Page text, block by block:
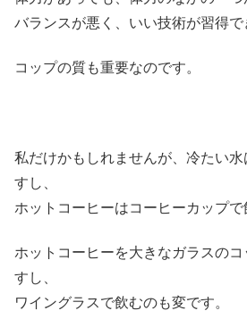
バランスが悪く、いい技術が習得で
コップの質も重要なのです。
私だけかもしれませんが、冷たい
すし、
ホットコーヒーはコーヒーカップで
ホットコーヒーを大きなガラスの
すし、
ワイングラスで飲むのも変です。